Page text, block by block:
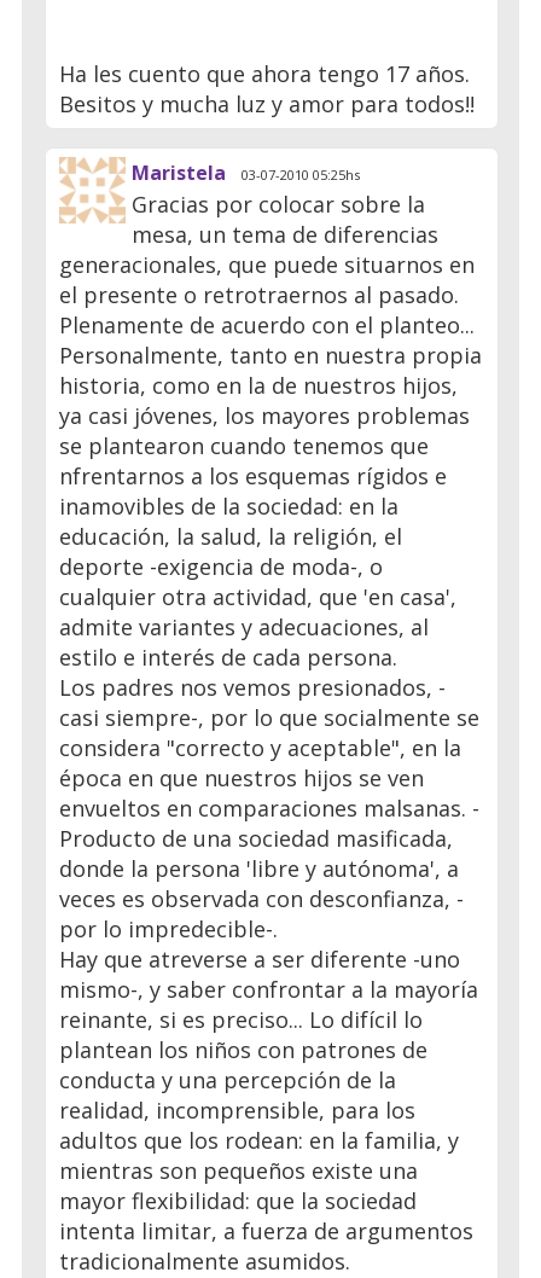
Ha les cuento que ahora tengo 17 años.
Besitos y mucha luz y amor para todos!!
Maristela 03-07-2010 05:25hs
Gracias por colocar sobre la
mesa, un tema de diferencias
generacionales, que puede situarnos en
el presente o retrotraernos al pasado.
Plenamente de acuerdo con el planteo...
Personalmente, tanto en nuestra propia
historia, como en la de nuestros hijos,
ya casi jóvenes, los mayores problemas
se plantearon cuando tenemos que
nfrentarnos a los esquemas rígidos e
inamovibles de la sociedad: en la
educación, la salud, la religión, el
deporte -exigencia de moda-, o
cualquier otra actividad, que 'en casa',
admite variantes y adecuaciones, al
estilo e interés de cada persona.
Los padres nos vemos presionados, -
casi siempre-, por lo que socialmente se
considera "correcto y aceptable", en la
época en que nuestros hijos se ven
envueltos en comparaciones malsanas. -
Producto de una sociedad masificada,
donde la persona 'libre y autónoma', a
veces es observada con desconfianza, -
por lo impredecible-.
Hay que atreverse a ser diferente -uno
mismo-, y saber confrontar a la mayoría
reinante, si es preciso... Lo difícil lo
plantean los niños con patrones de
conducta y una percepción de la
realidad, incomprensible, para los
adultos que los rodean: en la familia, y
mientras son pequeños existe una
mayor flexibilidad: que la sociedad
intenta limitar, a fuerza de argumentos
tradicionalmente asumidos.